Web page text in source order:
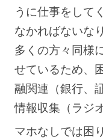
うに仕事をして
なかればないな
多くの方々同様
せているため、
融関連（銀行、
情報収集（ラジ
マホなしでは困